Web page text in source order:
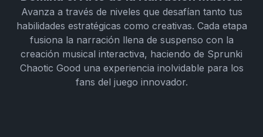
Avanza a través de niveles que desafían tanto tus
habilidades estratégicas como creativas. Cada etapa
fusiona la narración llena de suspenso con la
creación musical interactiva, haciendo de Sprunki
Chaotic Good una experiencia inolvidable para los
fans del juego innovador.